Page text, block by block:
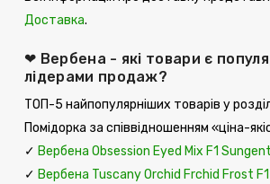
Доставка.
❤ Вербена - які товари є
лідерами продаж?
ТОП-5 найпопулярніших товарів у
Помідорка за співвідношенням «ціна-
✓ Вербена Obsession Eyed Mix F1
✓ Вербена Tuscany Orchid Frchid Frost